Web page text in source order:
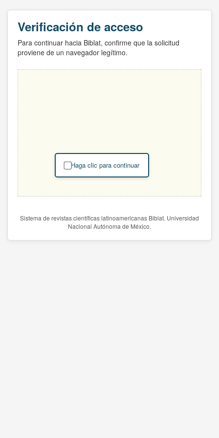
Verificación de acceso
Para continuar hacia Biblat, confirme que la solicitud
proviene de un navegador legítimo.
Haga clic para continuar
Sistema de revistas científicas latinoamericanas Biblat. Universidad
Nacional Autónoma de México.